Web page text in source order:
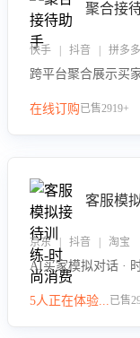
聚合接
快手 | 抖音 | 拼多
跨平台聚合展示买
在线订购已售2919+
客服模
京东 | 抖音 | 淘宝
AI买家模拟对话 ·
5人正在体验...已售